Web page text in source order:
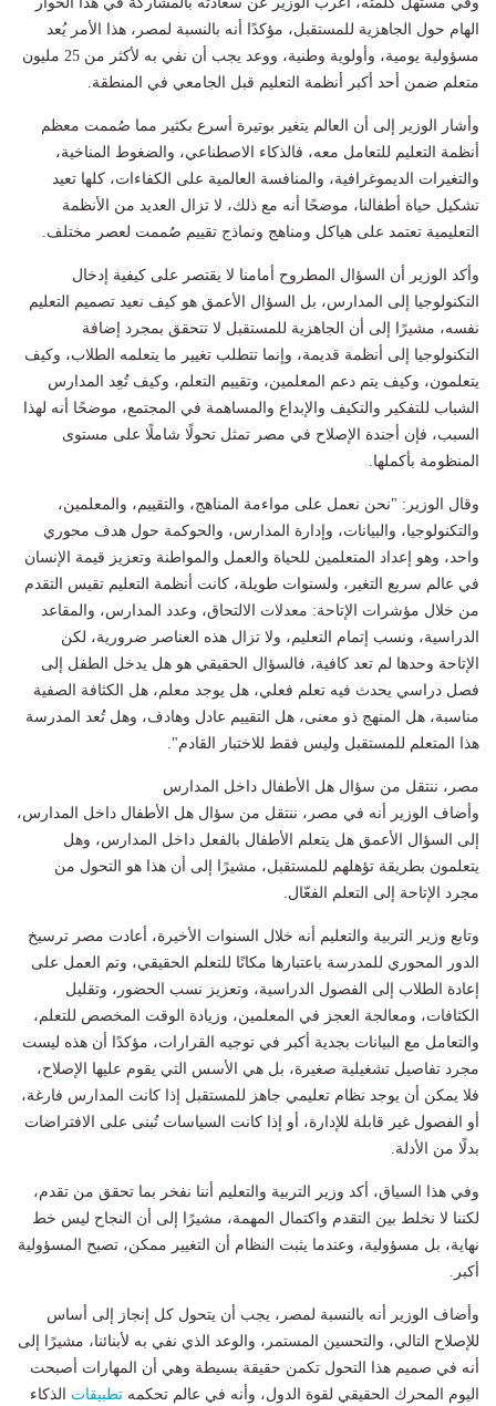
الهام حول الجاهزية للمستقبل، مؤكدًا أنه بالنسبة لمصر، هذا الأمر يُعد
مسؤولية يومية، وأولوية وطنية، ووعد يجب أن نفي به لأكثر من 25 مليون
متعلم ضمن أحد أكبر أنظمة التعليم قبل الجامعي في المنطقة.
وأشار الوزير إلى أن العالم يتغير بوتيرة أسرع بكثير مما صُممت معظم
أنظمة التعليم للتعامل معه، فالذكاء الاصطناعي، والضغوط المناخية،
والتغيرات الديموغرافية، والمنافسة العالمية على الكفاءات، كلها تعيد
تشكيل حياة أطفالنا، موضحًا أنه مع ذلك، لا تزال العديد من الأنظمة
التعليمية تعتمد على هياكل ومناهج ونماذج تقييم صُممت لعصر مختلف.
وأكد الوزير أن السؤال المطروح أمامنا لا يقتصر على كيفية إدخال
التكنولوجيا إلى المدارس، بل السؤال الأعمق هو كيف نعيد تصميم التعليم
نفسه، مشيرًا إلى أن الجاهزية للمستقبل لا تتحقق بمجرد إضافة
التكنولوجيا إلى أنظمة قديمة، وإنما تتطلب تغيير ما يتعلمه الطلاب، وكيف
يتعلمون، وكيف يتم دعم المعلمين، وتقييم التعلم، وكيف تُعِد المدارس
الشباب للتفكير والتكيف والإبداع والمساهمة في المجتمع، موضحًا أنه لهذا
السبب، فإن أجندة الإصلاح في مصر تمثل تحولًا شاملًا على مستوى
المنظومة بأكملها.
وقال الوزير: "نحن نعمل على مواءمة المناهج، والتقييم، والمعلمين،
والتكنولوجيا، والبيانات، وإدارة المدارس، والحوكمة حول هدف محوري
واحد، وهو إعداد المتعلمين للحياة والعمل والمواطنة وتعزيز قيمة الإنسان
في عالم سريع التغير، ولسنوات طويلة، كانت أنظمة التعليم تقيس التقدم
من خلال مؤشرات الإتاحة: معدلات الالتحاق، وعدد المدارس، والمقاعد
الدراسية، ونسب إتمام التعليم، ولا تزال هذه العناصر ضرورية، لكن
الإتاحة وحدها لم تعد كافية، فالسؤال الحقيقي هو هل يدخل الطفل إلى
فصل دراسي يحدث فيه تعلم فعلي، هل يوجد معلم، هل الكثافة الصفية
مناسبة، هل المنهج ذو معنى، هل التقييم عادل وهادف، وهل تُعد المدرسة
هذا المتعلم للمستقبل وليس فقط للاختبار القادم".
مصر، ننتقل من سؤال هل الأطفال داخل المدارس
وأضاف الوزير أنه في مصر، ننتقل من سؤال هل الأطفال داخل المدارس،
إلى السؤال الأعمق هل يتعلم الأطفال بالفعل داخل المدارس، وهل
يتعلمون بطريقة تؤهلهم للمستقبل، مشيرًا إلى أن هذا هو التحول من
مجرد الإتاحة إلى التعلم الفعّال.
وتابع وزير التربية والتعليم أنه خلال السنوات الأخيرة، أعادت مصر ترسيخ
الدور المحوري للمدرسة باعتبارها مكانًا للتعلم الحقيقي، وتم العمل على
إعادة الطلاب إلى الفصول الدراسية، وتعزيز نسب الحضور، وتقليل
الكثافات، ومعالجة العجز في المعلمين، وزيادة الوقت المخصص للتعلم،
والتعامل مع البيانات بجدية أكبر في توجيه القرارات، مؤكدًا أن هذه ليست
مجرد تفاصيل تشغيلية صغيرة، بل هي الأسس التي يقوم عليها الإصلاح،
فلا يمكن أن يوجد نظام تعليمي جاهز للمستقبل إذا كانت المدارس فارغة،
أو الفصول غير قابلة للإدارة، أو إذا كانت السياسات تُبنى على الافتراضات
بدلًا من الأدلة.
وفي هذا السياق، أكد وزير التربية والتعليم أننا نفخر بما تحقق من تقدم،
لكننا لا نخلط بين التقدم واكتمال المهمة، مشيرًا إلى أن النجاح ليس خط
نهاية، بل مسؤولية، وعندما يثبت النظام أن التغيير ممكن، تصبح المسؤولية
أكبر.
وأضاف الوزير أنه بالنسبة لمصر، يجب أن يتحول كل إنجاز إلى أساس
للإصلاح التالي، والتحسين المستمر، والوعد الذي نفي به لأبنائنا، مشيرًا إلى
أنه في صميم هذا التحول تكمن حقيقة بسيطة وهي أن المهارات أصبحت
اليوم المحرك الحقيقي لقوة الدول، وأنه في عالم تحكمه تطبيقات الذكاء